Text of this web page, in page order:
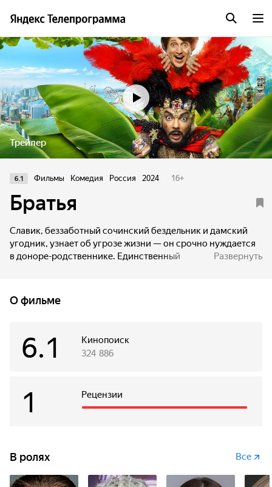
Трейлер
6.1 Фильмы Комедия Россия 2024 16+
Братья
Славик, беззаботный сочинский бездельник и дамский
угодник, узнает об угрозе жизни — он срочно нуждается
в доноре-родственнике. Единственный
готов на все ради встречи с родственником, но даже
и представить не может, к чему приведет его коварный
с язычниками — лишь часть испытаний, которые
встретятся на их пути.
Развернуть
О фильме
Кинопоиск
6.1 324 886
Рецензии
1
В ролях Все